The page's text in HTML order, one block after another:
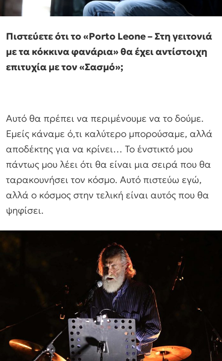
Πιστεύετε ότι το «Porto Leone – Στη γειτονιά
με τα κόκκινα φανάρια» θα έχει αντίστοιχη
επιτυχία με τον «Σασμό»;
Αυτό θα πρέπει να περιμένουμε να το δούμε.
Εμείς κάναμε ό,τι καλύτερο μπορούσαμε, αλλά
αποδέκτης για να κρίνει… Το ένστικτό μου
πάντως μου λέει ότι θα είναι μια σειρά που θα
ταρακουνήσει τον κόσμο. Αυτό πιστεύω εγώ,
αλλά ο κόσμος στην τελική είναι αυτός που θα
ψηφίσει.